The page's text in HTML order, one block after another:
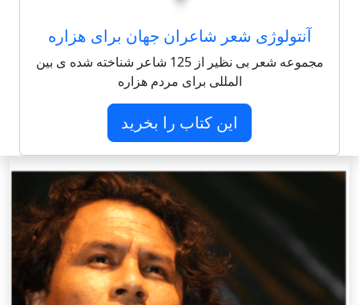
آنتولوژی شعر شاعران جهان برای هزاره
مجموعه شعر بی نظیر از 125 شاعر شناخته شده ی بین
المللی برای مردم هزاره
این کتاب را بخرید